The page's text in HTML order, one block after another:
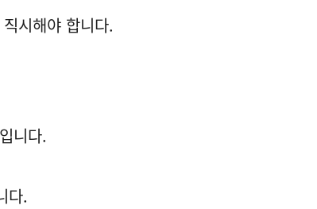
시해야 합니다.
니다.
다.